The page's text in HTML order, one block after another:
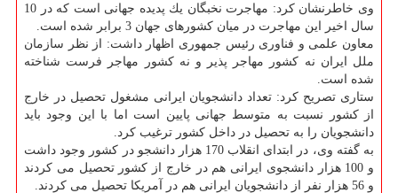
وی خاطرنشان كرد: مهاجرت نخبگان یك پدیده جهانی است كه در 10
سال اخیر این مهاجرت در میان كشورهای جهان 3 برابر شده است.
معاون علمی و فناوری رئیس جمهوری اظهار داشت: از نظر سازمان
ملل ایران نه كشور مهاجر پذیر و نه كشور مهاجر فرست شناخته
شده است.
ستاری تصریح كرد: تعداد دانشجویان ایرانی مشغول تحصیل در خارج
از كشور نسبت به متوسط جهانی پایین است اما با این وجود باید
دانشجویان را به تحصیل در داخل كشور ترغیب كرد.
به گفته وی، در ابتدای انقلاب 170 هزار دانشجو در كشور وجود داشت
و 100 هزار دانشجوی ایرانی هم در خارج از كشور تحصیل می كردند
و 56 هزار نفر از دانشجویان ایرانی هم در آمریكا تحصیل می كردند.